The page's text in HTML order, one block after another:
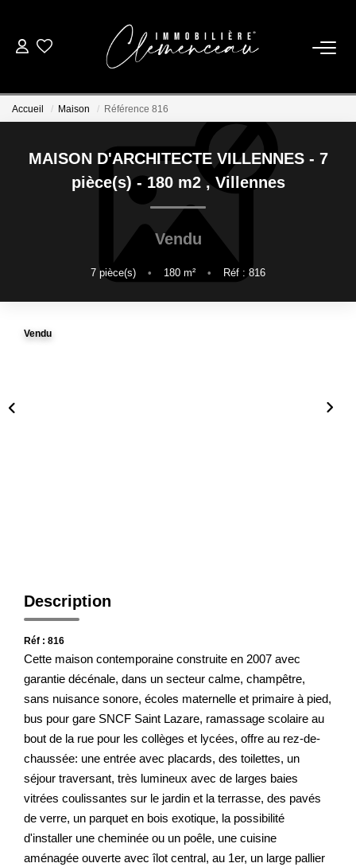
VENTE
LOCATION
ESTIMATION
BIENS VENDUS
Accueil Maison Référence 816
MAISON D'ARCHITECTE VILLENNES - 7
pièce(s) - 180 m2,Villennes
Vendu
7 pièce(s) • 180 m² • Réf : 816
Vendu
Description
Réf : 816
Cette maison contemporaine construite en 2007 avec
garantie décénale, dans un secteur calme, champêtre,
sans nuisance sonore, écoles maternelle et primaire à pied,
bus pour gare SNCF Saint Lazare, ramassage scolaire au
bout de la rue pour les collèges et lycées, offre au rez-de-
chaussée: une entrée avec placards, des toilettes, un
séjour traversant, très lumineux avec de larges baies
vitrées coulissantes sur le jardin et la terrasse, des pavés
de verre, un parquet en bois exotique, la possibilité
d'installer une cheminée ou un poêle, une cuisine
aménagée ouverte avec îlot central, au 1er, un large pallier